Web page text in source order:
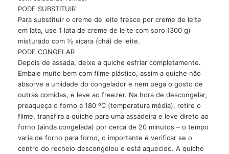
PODE SUBSTITUIR
Para substituir o creme de leite fresco por creme de leite
em lata, use 1 lata de creme de leite com soro (300 g)
misturado com ½ xícara (chá) de leite.
PODE CONGELAR
Depois de assada, deixe a quiche esfriar completamente.
Embale muito bem com filme plástico, assim a quiche não
absorve a umidade do congelador e nem pega o gosto de
outras comidas, e leve ao freezer. Na hora de descongelar,
preaqueça o forno a 180 ºC (temperatura média), retire o
filme, transfira a quiche para uma assadeira e leve direto ao
forno (ainda congelada) por cerca de 20 minutos – o tempo
varia de forno para forno, o importante é verificar se o
centro do recheio descongelou e está aquecido. A quiche